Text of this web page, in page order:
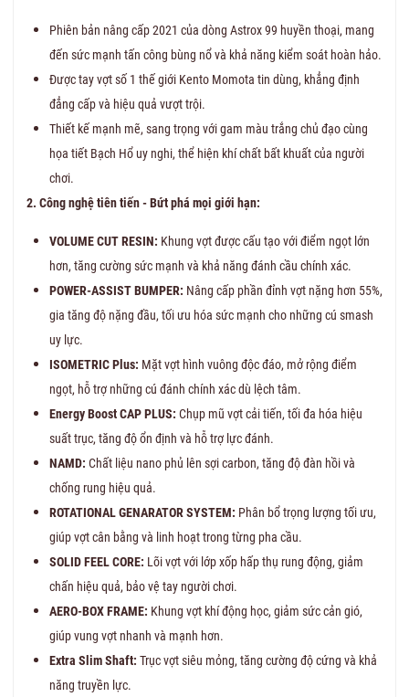
Phiên bản nâng cấp 2021 của dòng Astrox 99 huyền thoại, mang
đến sức mạnh tấn công bùng nổ và khả năng kiểm soát hoàn hảo.
Được tay vợt số 1 thế giới Kento Momota tin dùng, khẳng định
đẳng cấp và hiệu quả vượt trội.
Thiết kế mạnh mẽ, sang trọng với gam màu trắng chủ đạo cùng
họa tiết Bạch Hổ uy nghi, thể hiện khí chất bất khuất của người
chơi.
2. Công nghệ tiên tiến - Bứt phá mọi giới hạn:
VOLUME CUT RESIN: Khung vợt được cấu tạo với điểm ngọt lớn
hơn, tăng cường sức mạnh và khả năng đánh cầu chính xác.
POWER-ASSIST BUMPER: Nâng cấp phần đỉnh vợt nặng hơn 55%,
gia tăng độ nặng đầu, tối ưu hóa sức mạnh cho những cú smash
uy lực.
ISOMETRIC Plus: Mặt vợt hình vuông độc đáo, mở rộng điểm
ngọt, hỗ trợ những cú đánh chính xác dù lệch tâm.
Energy Boost CAP PLUS: Chụp mũ vợt cải tiến, tối đa hóa hiệu
suất trục, tăng độ ổn định và hỗ trợ lực đánh.
NAMD: Chất liệu nano phủ lên sợi carbon, tăng độ đàn hồi và
chống rung hiệu quả.
ROTATIONAL GENARATOR SYSTEM: Phân bổ trọng lượng tối ưu,
giúp vợt cân bằng và linh hoạt trong từng pha cầu.
SOLID FEEL CORE: Lõi vợt với lớp xốp hấp thụ rung động, giảm
chấn hiệu quả, bảo vệ tay người chơi.
AERO-BOX FRAME: Khung vợt khí động học, giảm sức cản gió,
giúp vung vợt nhanh và mạnh hơn.
Extra Slim Shaft: Trục vợt siêu mỏng, tăng cường độ cứng và khả
năng truyền lực.